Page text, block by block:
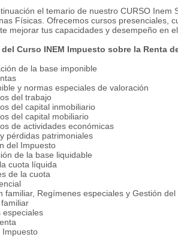
el temario de nuestro CURSO Inem
Físicas. Ofrecemos cursos presenciales,
mejorar tus capacidades y desempeño en
Curso INEM Impuesto sobre la Renta
de la base imponible
y normas especiales de valoración
del trabajo
del capital inmobiliario
del capital mobiliario
de actividades económicas
pérdidas patrimoniales
del Impuesto
de la base liquidable
cuota líquida
de la cuota
familiar, Regímenes especiales y Gestión
especiales
Impuesto